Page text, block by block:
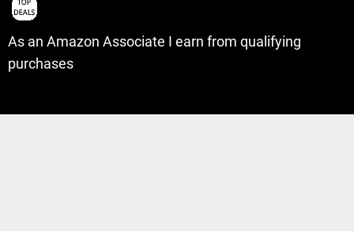
As an Amazon Associate I earn from qualifying
purchases